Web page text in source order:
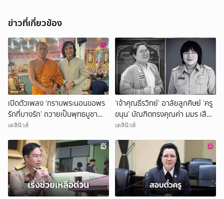
ข่าวที่เกี่ยวข้อง
เปิดตัวเพลง ‘กราบพระนอนขอพร
รักที่บางรัก’ ถวายเป็นพุทธบูชา
‘พระพุทธไสยาสน์’ วัด
เดลินิวส์
‘เจ้าคุณธีรวิทย์’ อาลัยลูกศิษย์ ‘ครู
ขนุน’ บัณฑิตทรงคุณค่า มมร เสีย
ชีวิตจากเหตุกราดยิง
เดลินิวส์